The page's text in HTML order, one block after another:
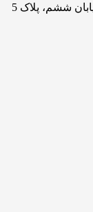
ششم، پلاک 5